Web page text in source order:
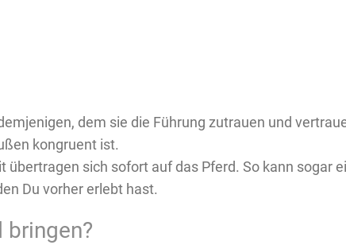
dem sie die Führung zutrauen und
kongruent ist.
übertragen sich sofort auf das Pferd. So kann sogar
Du vorher erlebt hast.
bringen?